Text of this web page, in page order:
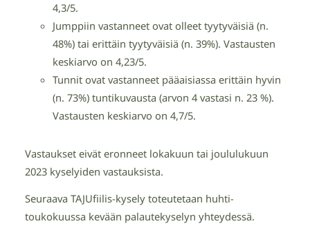
4,3/5.
Jumppiin vastanneet ovat olleet tyytyväisiä (n.
48%) tai erittäin tyytyväisiä (n. 39%). Vastausten
keskiarvo on 4,23/5.
Tunnit ovat vastanneet pääaisiassa erittäin hyvin
(n. 73%) tuntikuvausta (arvon 4 vastasi n. 23 %).
Vastausten keskiarvo on 4,7/5.
Vastaukset eivät eronneet lokakuun tai joululukuun
2023 kyselyiden vastauksista.
Seuraava TAJUfiilis-kysely toteutetaan huhti-
toukokuussa kevään palautekyselyn yhteydessä.